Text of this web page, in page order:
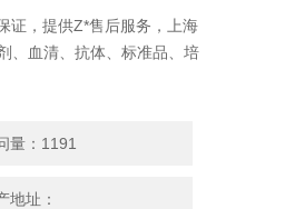
证，提供Z*售后服务，上海
、血清、抗体、标准品、培
量：1191
地址：